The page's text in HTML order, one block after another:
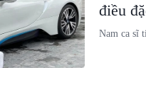
điều
Nam ca sĩ